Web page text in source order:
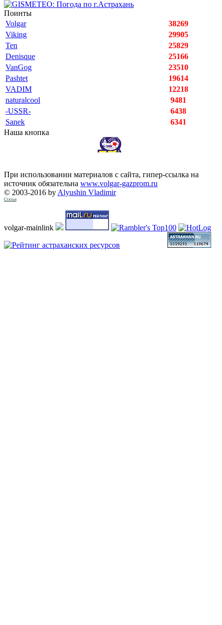
Поинты
Volgar
38269
Viking
29905
Ten
25829
Denisque
25166
VanGog
23510
Pashtet
19614
VADIM
12218
naturalcool
9481
-USSR-
6438
Sanek
6341
Наша кнопка
При использовании материалов с сайта, гипер-ссылка на
источник обязательна www.volgar-gazprom.ru
© 2003-2016 by Alyushin Vladimir
Статьи
volgar-mainlink